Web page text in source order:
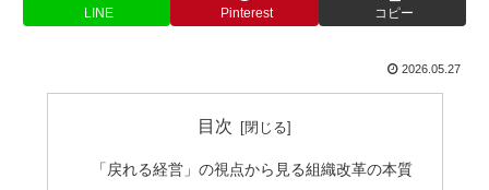
LINE Pinterest コピー
2026.05.27
目次
「戻れる経営」の視点から見る組織改革の本質